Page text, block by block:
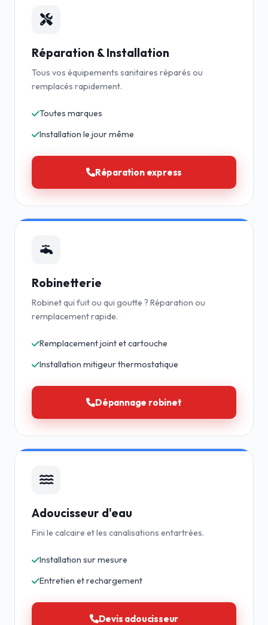
Réparation & Installation
Tous vos équipements sanitaires réparés ou
remplacés rapidement.
Toutes marques
Installation le jour même
Réparation express
Robinetterie
Robinet qui fuit ou qui goutte ? Réparation ou
remplacement rapide.
Remplacement joint et cartouche
Installation mitigeur thermostatique
Dépannage robinet
Adoucisseur d'eau
Fini le calcaire et les canalisations entartrées.
Installation sur mesure
Entretien et rechargement
Devis adoucisseur